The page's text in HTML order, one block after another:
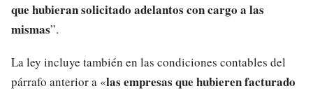
que hubieran solicitado adelantos con cargo a las
mismas”.
La ley incluye también en las condiciones contables del
párrafo anterior a «las empresas que hubieren facturado